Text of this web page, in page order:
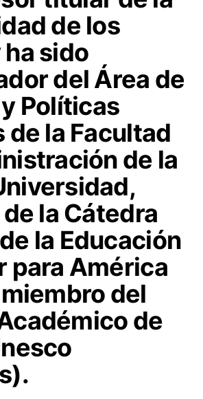
de los
sido
del Área de
Políticas
de la Facultad
de la
la Cátedra
de la Educación
para América
miembro del
de